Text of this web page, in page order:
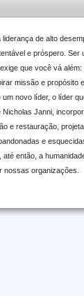
de alto
e próspero.
que você vá
missão e
novo líder, o líder
Janni,
e restauração,
e
então, a
organizações.